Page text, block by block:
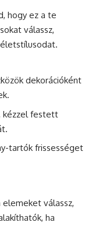
hogy ez a te
válassz,
dekorációként
kézzel festett
tartók frissességet
válassz,
ha